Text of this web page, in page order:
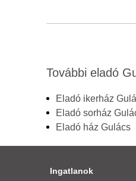
További eladó
Eladó ikerház
Eladó sorház
Eladó ház Gulács
Ingatlanok